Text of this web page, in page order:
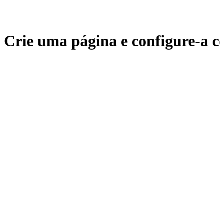
Crie uma página e configure-a